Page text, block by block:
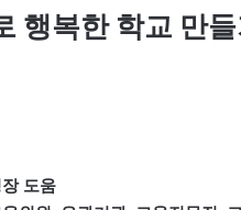
행복한 학교 만
도움